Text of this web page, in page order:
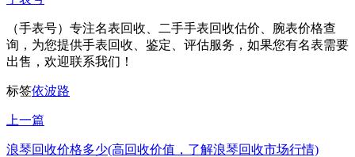
（手表号）专注名表回收、二手手表回收估价、腕表价格查
询，为您提供手表回收、鉴定、评估服务，如果您有名表需要
出售，欢迎联系我们！
标签依波路
上一篇
浪琴回收价格多少(高回收价值，了解浪琴回收市场行情)